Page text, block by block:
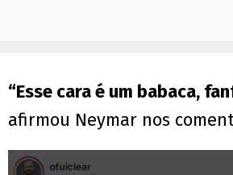
“Esse cara é um babaca,
afirmou Neymar nos